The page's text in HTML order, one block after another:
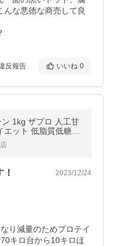
んな悪徳な商売して良
反報告 いいね 0
1kg ザプロ 人工甘
ット 低脂質低糖質
インダイエットたん
祭
2023/12/24
り減量のためプロテイ
キロ台から10キロほ